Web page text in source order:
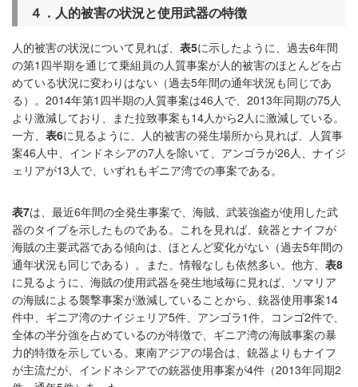
４．人的被害の状況と使用武器の特徴
人的被害の状況について見れば、 表5に示したように、過去6年間
の第1四半期を通じて乗組員の人質事案が人的被害のほとんどを占
めている状況に変わりはない（過去5年間の通年状況も同じであ
る）。2014年第1四半期の人質事案は46人で、2013年同期の75人
より激減しており、また拉致事案も14人から2人に激減している。
一方、 表6に見るように、人的被害の発生場所から見れば、人質事
案46人中、インドネシアの7人を除いて、アンゴラが26人、ナイジ
ェリアが13人で、いずれもギニア湾での事案である。
表7は、最近6年間の全発生事案で、海賊、武装強盗が使用した武
器のタイプを示したものである。これを見れば、銃器とナイフが
海賊の主要武器である傾向は、ほとんど変化がない（過去5年間の
通年状況も同じである）。また、情報なしも依然多い。他方、 表8
に見るように、海賊の使用武器を発生地域毎に見れば、ソマリア
の海賊による襲撃事案が激減していることから、銃器使用事案14
件中、ギニア湾のナイジェリア5件、アンゴラ1件、コンゴ2件で、
全体の半分強を占めているのが特徴で、ギニア湾の海賊事案の暴
力的特徴を示している。東南アジアの場合は、銃器よりもナイフ
が主流だが、インドネシアでの銃器使用事案が4件（2013年同期2